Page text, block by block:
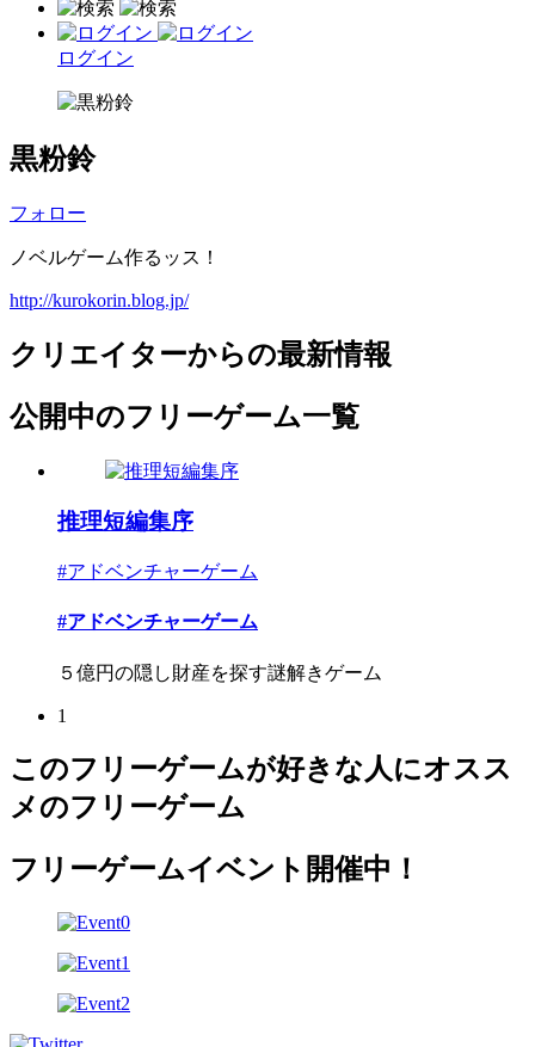
ログイン
黒粉鈴
フォロー
ノベルゲーム作るッス！
http://kurokorin.blog.jp/
クリエイターからの最新情報
公開中のフリーゲーム一覧
推理短編集序
#アドベンチャーゲーム
#アドベンチャーゲーム
５億円の隠し財産を探す謎解きゲーム
1
このフリーゲームが好きな人にオスス
メのフリーゲーム
フリーゲームイベント開催中！